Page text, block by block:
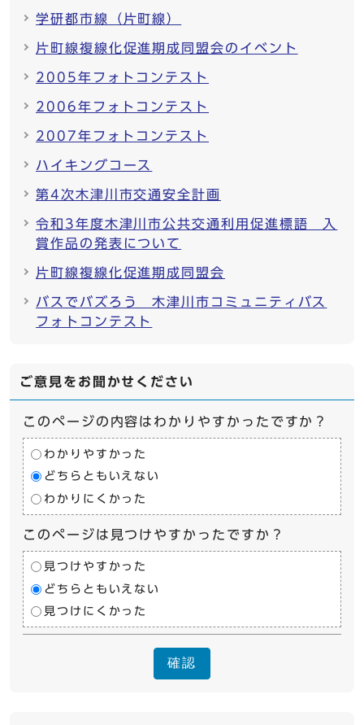
学研都市線（片町線）
片町線複線化促進期成同盟会のイベント
2005年フォトコンテスト
2006年フォトコンテスト
2007年フォトコンテスト
ハイキングコース
第4次木津川市交通安全計画
令和3年度木津川市公共交通利用促進標語 入
賞作品の発表について
片町線複線化促進期成同盟会
バスでバズろう 木津川市コミュニティバス
フォトコンテスト
ご意見をお聞かせください
このページの内容はわかりやすかったですか？
わかりやすかった
どちらともいえない
わかりにくかった
このページは見つけやすかったですか？
見つけやすかった
どちらともいえない
見つけにくかった
確認